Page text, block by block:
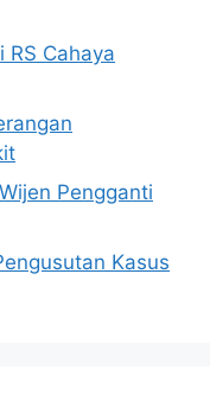
RS Cahaya
Pengganti
Kasus